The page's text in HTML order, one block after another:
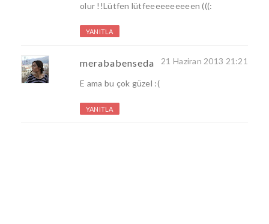
olur !!Lütfen lütfeeeeeeeeeen (((:
YANITLA
merababenseda 21 Haziran 2013 21:21
E ama bu çok güzel :(
YANITLA